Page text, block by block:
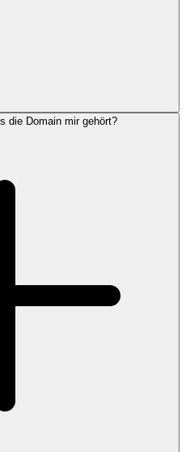
die Domain mir gehört?